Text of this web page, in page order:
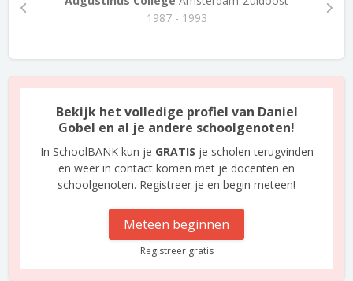
1987 - 1993
Bekijk het volledige profiel van Daniel
Gobel en al je andere schoolgenoten!
In SchoolBANK kun je GRATIS je scholen terugvinden
en weer in contact komen met je docenten en
schoolgenoten. Registreer je en begin meteen!
Meteen beginnen
Registreer gratis